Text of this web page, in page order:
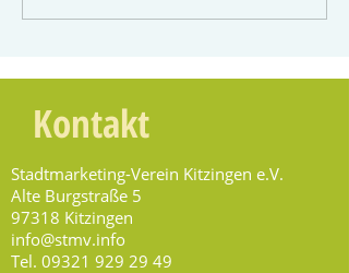
Kontakt
Stadtmarketing-Verein Kitzingen e.V.
Alte Burgstraße 5
97318 Kitzingen
info@stmv.info
Tel. 09321 929 29 49